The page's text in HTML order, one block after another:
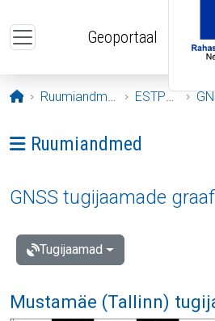
Geoportaal
Avaleht
Ruumiandmed ESTPOS
Ava menüü: Ruumiandmed
Ruumiandmed
GNSS tugijaamade
Tugijaamad
Mustamäe (Tallinn)